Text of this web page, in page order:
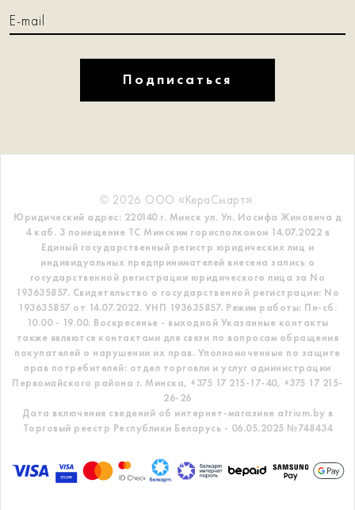
Подписаться
© 2026 ООО «КераСмарт».
Юридический адрес: 220140 г. Минск ул. Ул. Иосифа Жиновича д
4 каб. 3 помещение ТС Минским горисполкомом 14.07.2022 в
Единый государственный регистр юридических лиц и
индивидуальных предпринимателей внесена запись о
государственной регистрации юридического лица за No
193635857. Свидетельство о государственной регистрации: No
193635857 от 14.07.2022. УНП 193635857. Режим работы: Пн-сб.
10.00 - 19.00. Воскресенье - выходной Указанные контакты
также являются контактами для связи по вопросам обращения
покупателей о нарушении их прав. Уполномоченные по защите
прав потребителей: отдел торговли и услуг администрации
Первомайского района г. Минска, +375 17 215-17-40, +375 17 215-
26-26
Дата включения сведений об интернет-магазине atrium.by в
Торговый реестр Республики Беларусь - 06.05.2025 №748434